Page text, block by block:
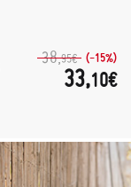
38,95€ (-15%)
33,10€